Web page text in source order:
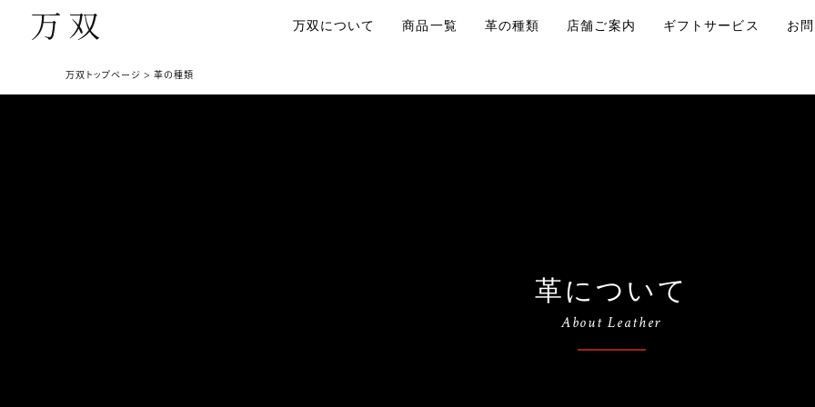
万双について 商品一覧 革の種類 店舗ご案内 ギフトサービス お
万双トップページ 革の種類
革について
About Leather